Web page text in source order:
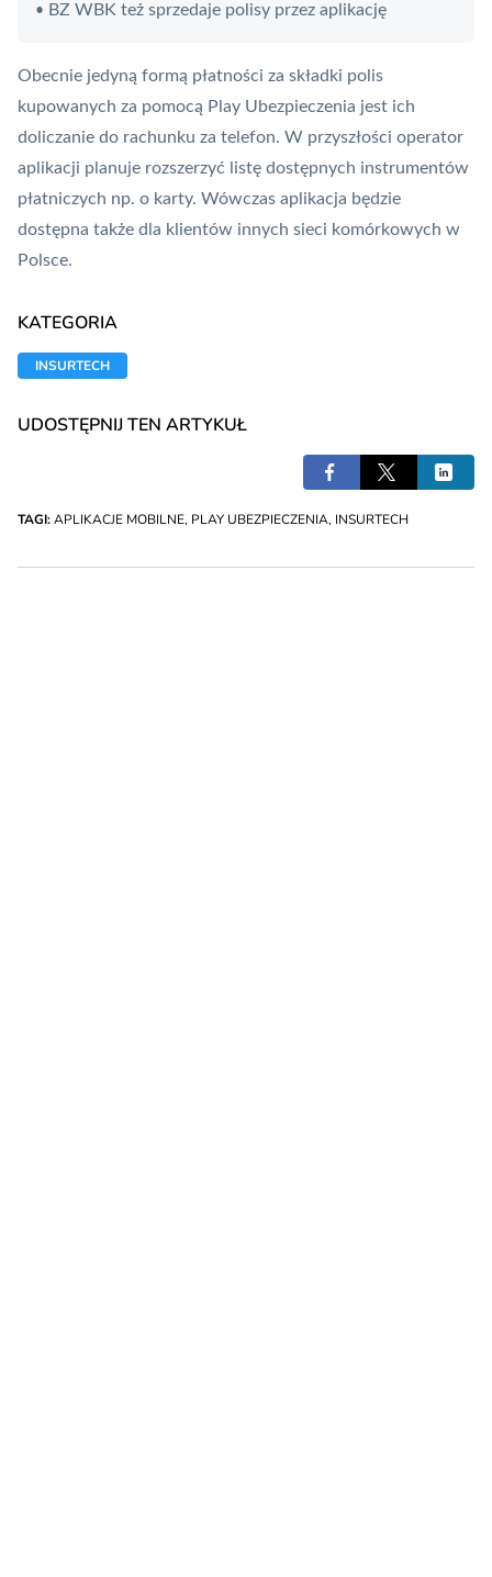
• BZ WBK też sprzedaje polisy przez aplikację
Obecnie jedyną formą płatności za składki polis
kupowanych za pomocą Play Ubezpieczenia jest ich
doliczanie do rachunku za telefon. W przyszłości operator
aplikacji planuje rozszerzyć listę dostępnych instrumentów
płatniczych np. o karty. Wówczas aplikacja będzie
dostępna także dla klientów innych sieci komórkowych w
Polsce.
KATEGORIA
INSURTECH
UDOSTĘPNIJ TEN ARTYKUŁ
TAGI:APLIKACJE MOBILNE, PLAY UBEZPIECZENIA, INSURTECH